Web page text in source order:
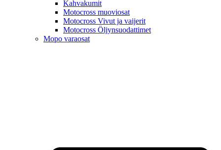
Kahvakumit
Motocross muoviosat
Motocross Vivut ja vaijerit
Motocross Öljynsuodattimet
Mopo varaosat